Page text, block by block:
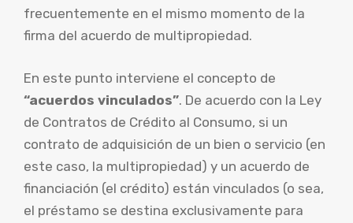
frecuentemente en el mismo momento de la
firma del acuerdo de multipropiedad.
En este punto interviene el concepto de
“acuerdos vinculados”. De acuerdo con la Ley
de Contratos de Crédito al Consumo, si un
contrato de adquisición de un bien o servicio (en
este caso, la multipropiedad) y un acuerdo de
financiación (el crédito) están vinculados (o sea,
el préstamo se destina exclusivamente para